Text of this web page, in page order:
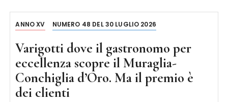
ANNO XV NUMERO 48 DEL 30 LUGLIO 2026
Varigotti dove il gastronomo per
eccellenza scopre il Muraglia-
Conchiglia d’Oro. Ma il premio è
dei clienti